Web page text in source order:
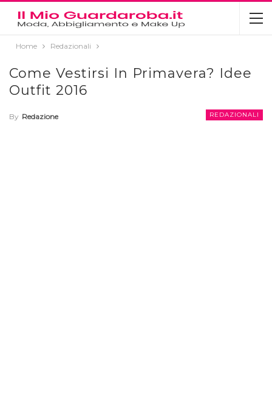
Home Redazionali
Come Vestirsi In Primavera? Idee
Outfit 2016
REDAZIONALI
By Redazione